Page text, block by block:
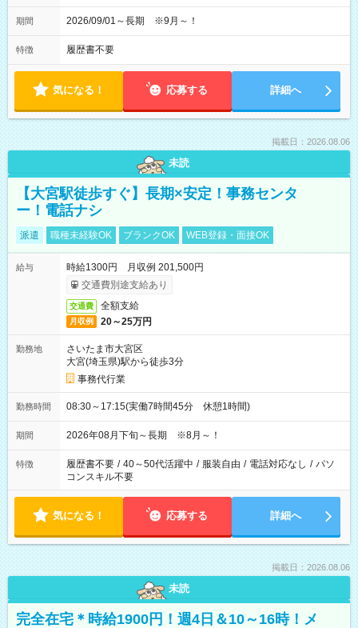
期間 2026/09/01～長期 ※9月～！
特徴 履歴書不要
気になる！ 応募する 詳細へ
掲載日：2026.08.06
未読
【大宮駅徒歩すぐ】長期×安定！事務センタ
ー！電話ナシ
派遣 職種未経験OK ブランクOK WEB登録・面接OK
給与
時給1300円 月収例 201,500円
交通費別途支給あり
交通費 全額支給
月収例 20～25万円
勤務地
さいたま市大宮区
大宮(埼玉県)駅から徒歩3分
事務代行業
勤務時間 08:30～17:15(実働7時間45分 休憩1時間)
期間 2026年08月下旬～長期 ※8月～！
特徴 履歴書不要 / 40～50代活躍中 / 服装自由 / 電話対応なし / パソ
コンスキル不要
気になる！ 応募する 詳細へ
掲載日：2026.08.06
未読
完全在宅＊時給1900円！週4日＆10～16時！メ